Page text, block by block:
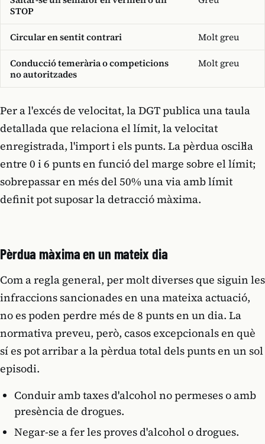
STOP
Circular en sentit contrari Molt greu
Conducció temerària o competicions
no autoritzades
Molt greu
Per a l'excés de velocitat, la DGT publica una taula
detallada que relaciona el límit, la velocitat
enregistrada, l'import i els punts. La pèrdua oscil·la
entre 0 i 6 punts en funció del marge sobre el límit;
sobrepassar en més del 50% una via amb límit
definit pot suposar la detracció màxima.
Pèrdua màxima en un mateix dia
Com a regla general, per molt diverses que siguin les
infraccions sancionades en una mateixa actuació,
no es poden perdre més de 8 punts en un dia. La
normativa preveu, però, casos excepcionals en què
sí es pot arribar a la pèrdua total dels punts en un sol
episodi.
Conduir amb taxes d'alcohol no permeses o amb
presència de drogues.
Negar-se a fer les proves d'alcohol o drogues.